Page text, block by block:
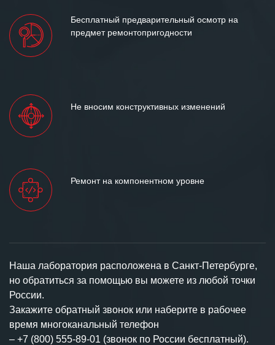
Бесплатный предварительный осмотр на
предмет ремонтопригодности
Не вносим конструктивных изменений
Ремонт на компонентном уровне
Наша лаборатория расположена в Санкт-Петербурге,
но обратиться за помощью вы можете из любой точки
России.
Закажите обратный звонок или наберите в рабочее
время многоканальный телефон
– +7 (800) 555-89-01 (звонок по России бесплатный).